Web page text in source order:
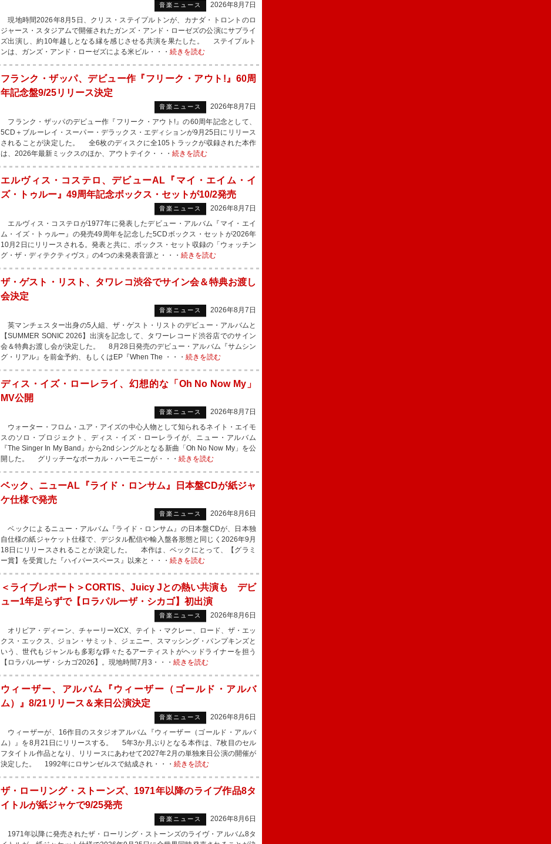
音楽ニュース
2026年8月7日
現地時間2026年8月5日、クリス・ステイプルトンが、カナダ・トロントのロ
ジャース・スタジアムで開催されたガンズ・アンド・ローゼズの公演にサプライ
ズ出演し、約10年越しとなる縁を感じさせる共演を果たした。 ステイプルト
ンは、ガンズ・アンド・ローゼズによる米ビル・・・ 続きを読む
フランク・ザッパ、デビュー作『フリーク・アウト!』60周
年記念盤9/25リリース決定
音楽ニュース
2026年8月7日
フランク・ザッパのデビュー作『フリーク・アウト!』の60周年記念として、
5CD＋ブルーレイ・スーパー・デラックス・エディションが9月25日にリリース
されることが決定した。 全6枚のディスクに全105トラックが収録された本作
は、2026年最新ミックスのほか、アウトテイク・・・ 続きを読む
エルヴィス・コステロ、デビューAL『マイ・エイム・イ
ズ・トゥルー』49周年記念ボックス・セットが10/2発売
音楽ニュース
2026年8月7日
エルヴィス・コステロが1977年に発表したデビュー・アルバム『マイ・エイ
ム・イズ・トゥルー』の発売49周年を記念した5CDボックス・セットが2026年
10月2日にリリースされる。発表と共に、ボックス・セット収録の「ウォッチン
グ・ザ・ディテクティヴス」の4つの未発表音源と・・・ 続きを読む
ザ・ゲスト・リスト、タワレコ渋谷でサイン会＆特典お渡し
会決定
音楽ニュース
2026年8月7日
英マンチェスター出身の5人組、ザ・ゲスト・リストのデビュー・アルバムと
【SUMMER SONIC 2026】出演を記念して、タワーレコード渋谷店でのサイン
会＆特典お渡し会が決定した。 8月28日発売のデビュー・アルバム『サムシン
グ・リアル』を前金予約、もしくはEP『When The ・・・ 続きを読む
ディス・イズ・ローレライ、幻想的な「Oh No Now My」
MV公開
音楽ニュース
2026年8月7日
ウォーター・フロム・ユア・アイズの中心人物として知られるネイト・エイモ
スのソロ・プロジェクト、ディス・イズ・ローレライが、ニュー・アルバム
『The Singer In My Band』から2ndシングルとなる新曲「Oh No Now My」を公
開した。 グリッチーなボーカル・ハーモニーが・・・ 続きを読む
ベック、ニューAL『ライド・ロンサム』日本盤CDが紙ジャ
ケ仕様で発売
音楽ニュース
2026年8月6日
ベックによるニュー・アルバム『ライド・ロンサム』の日本盤CDが、日本独
自仕様の紙ジャケット仕様で、デジタル配信や輸入盤各形態と同じく2026年9月
18日にリリースされることが決定した。 本作は、ベックにとって、【グラミ
ー賞】を受賞した『ハイパースペース』以来と・・・ 続きを読む
＜ライブレポート＞CORTIS、Juicy Jとの熱い共演も デビ
ュー1年足らずで【ロラパルーザ・シカゴ】初出演
音楽ニュース
2026年8月6日
オリビア・ディーン、チャーリーXCX、テイト・マクレー、ロード、ザ・エッ
クス・エックス、ジョン・サミット、ジェニー、スマッシング・パンプキンズと
いう、世代もジャンルも多彩な錚々たるアーティストがヘッドライナーを担う
【ロラパルーザ・シカゴ2026】。現地時間7月3・・・ 続きを読む
ウィーザー、アルバム『ウィーザー（ゴールド・アルバ
ム）』8/21リリース＆来日公演決定
音楽ニュース
2026年8月6日
ウィーザーが、16作目のスタジオアルバム『ウィーザー（ゴールド・アルバ
ム）』を8月21日にリリースする。 5年3か月ぶりとなる本作は、7枚目のセル
フタイトル作品となり、リリースにあわせて2027年2月の単独来日公演の開催が
決定した。 1992年にロサンゼルスで結成され・・・ 続きを読む
ザ・ローリング・ストーンズ、1971年以降のライブ作品8タ
イトルが紙ジャケで9/25発売
音楽ニュース
2026年8月6日
1971年以降に発売されたザ・ローリング・ストーンズのライヴ・アルバム8タ